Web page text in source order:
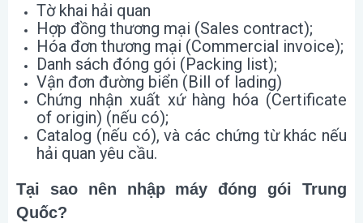
Tờ khai hải quan
Hợp đồng thương mại (Sales contract);
Hóa đơn thương mại (Commercial invoice);
Danh sách đóng gói (Packing list);
Vận đơn đường biển (Bill of lading)
Chứng nhận xuất xứ hàng hóa (Certificate
of origin) (nếu có);
Catalog (nếu có), và các chứng từ khác nếu
hải quan yêu cầu.
Tại sao nên nhập máy đóng gói Trung
Quốc?